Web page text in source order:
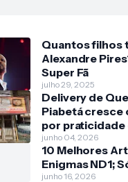
Quantos filhos
Alexandre
Super Fã
julho 29, 2025
Delivery de
Piabetá cresce
por
qualidade
junho 04, 2026
10 Melhores
Enigmas ND1;
junho 16, 2026